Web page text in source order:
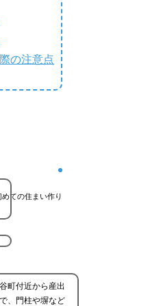
の注意点
めての住まい作り
町付近から産出
、門柱や塀など